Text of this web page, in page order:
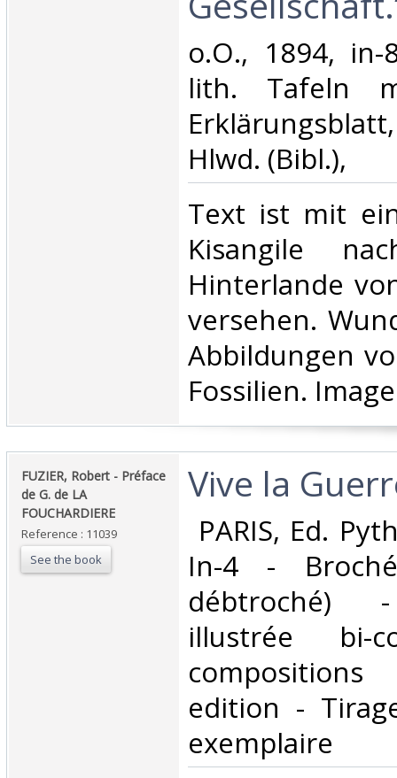
‎o.O., 1894,
lith. Tafeln
Hlwd. (Bibl.),‎
‎Text ist mit
Kisangile
Hinterlande
versehen.
Abbildungen
Fossilien.
‎FUZIER, Robert - Préface
de G. de LA
FOUCHARDIERE‎
Reference : 11039
See the book
‎Vive la
PARIS, Ed.
In-4 -
débtroché)
illustrée
edition -
exemplaire‎